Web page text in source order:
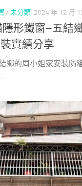
/ 未分類 2024 年 12 月
形鐵窗–五結
實績分享
鄉的周小姐家安裝防